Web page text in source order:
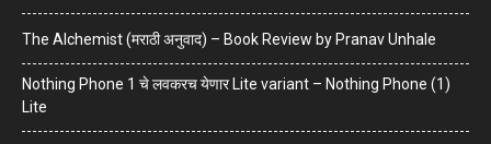
The Alchemist (मराठी अनुवाद) – Book Review by Pranav Unhale
Nothing Phone 1 चे लवकरच येणार Lite variant – Nothing Phone (1)
Lite